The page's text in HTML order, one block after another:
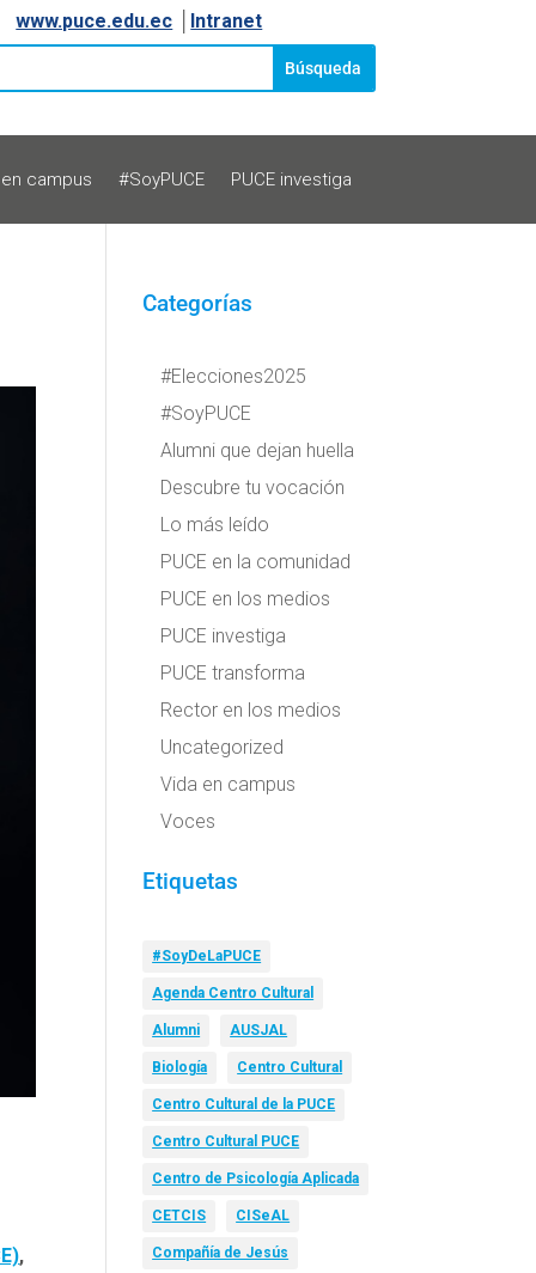
www.puce.edu.ec Intranet
campus #SoyPUCE PUCE investiga
,
Categorías
#Elecciones2025
#SoyPUCE
Alumni que dejan huella
Descubre tu vocación
Lo más leído
PUCE en la comunidad
PUCE en los medios
PUCE investiga
PUCE transforma
Rector en los medios
Uncategorized
Vida en campus
Voces
Etiquetas
#SoyDeLaPUCE
Agenda Centro Cultural
Alumni AUSJAL
Biología Centro Cultural
Centro Cultural de la PUCE
Centro Cultural PUCE
Centro de Psicología Aplicada
CETCIS CISeAL
Compañía de Jesús